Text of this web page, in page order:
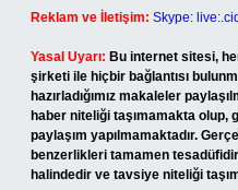
Reklam ve İletişim: Skype:
Yasal Uyarı: Bu internet sitesi,
şirketi ile hiçbir bağlantısı
hazırladığımız makaleler
haber niteliği taşımamakta olup,
paylaşım yapılmamaktadır.
benzerlikleri tamamen
halindedir ve tavsiye niteliği